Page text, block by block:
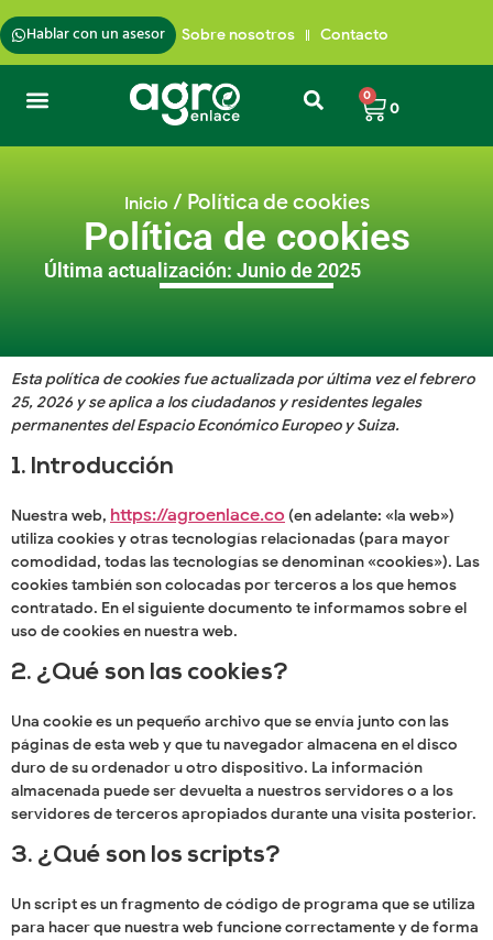
Hablar con un asesor Sobre nosotros Contacto
0
0
Inicio / Política de cookies
Política de cookies
Última actualización: Junio de 2025
Esta política de cookies fue actualizada por última vez el febrero
25, 2026 y se aplica a los ciudadanos y residentes legales
permanentes del Espacio Económico Europeo y Suiza.
1. Introducción
Nuestra web, https://agroenlace.co (en adelante: «la web»)
utiliza cookies y otras tecnologías relacionadas (para mayor
comodidad, todas las tecnologías se denominan «cookies»). Las
cookies también son colocadas por terceros a los que hemos
contratado. En el siguiente documento te informamos sobre el
uso de cookies en nuestra web.
2. ¿Qué son las cookies?
Una cookie es un pequeño archivo que se envía junto con las
páginas de esta web y que tu navegador almacena en el disco
duro de su ordenador u otro dispositivo. La información
almacenada puede ser devuelta a nuestros servidores o a los
servidores de terceros apropiados durante una visita posterior.
3. ¿Qué son los scripts?
Un script es un fragmento de código de programa que se utiliza
para hacer que nuestra web funcione correctamente y de forma